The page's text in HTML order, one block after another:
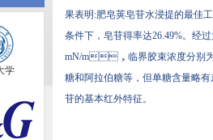
学
果表明:肥皂荚皂苷水浸提的最佳工
条件下，皂苷得率达26.49%
mN/m，临界胶束浓度分别为
糖和阿拉伯糖等，但单糖含量略
苷的基本红外特征。